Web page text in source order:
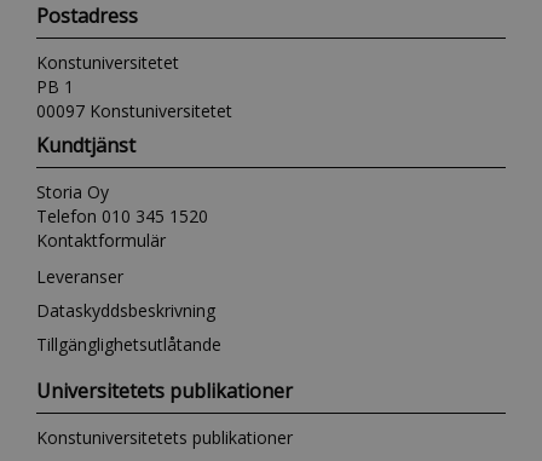
Postadress
Konstuniversitetet
PB 1
00097 Konstuniversitetet
Kundtjänst
Storia Oy
Telefon 010 345 1520
Kontaktformulär
Leveranser
Dataskyddsbeskrivning
Tillgänglighetsutlåtande
Universitetets publikationer
Konstuniversitetets publikationer